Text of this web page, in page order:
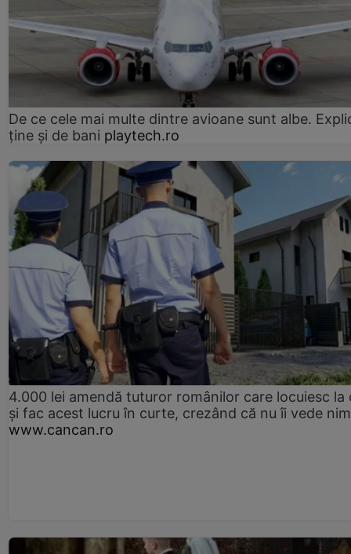
De ce cele mai multe dintre avioane sunt albe.
ține și de bani playtech.ro
4.000 lei amendă tuturor românilor care locuiesc la
și fac acest lucru în curte, crezând că nu îi vede
www.cancan.ro